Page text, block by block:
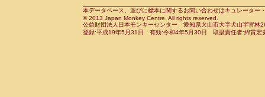
CercopithecidaePapio anubis(0)
CercopithecidaePapio cynocephalus
CercopithecidaePapio hamadryas(0)
CebidaeSaguinus leucopus(0)
CebidaeSaguinus midas(0)
Cebidae Saguinus mystax(0)
本データベース、並びに標本に関するお問い合わせはキュレータ
© 2013 Japan Monkey Centre. All rights reserved.
公益財団法人日本モンキーセンター 愛知県犬山市大字犬山字官
登録:平成19年5月31日 有効:令和4年5月30日 取扱責任者:綿貫宏